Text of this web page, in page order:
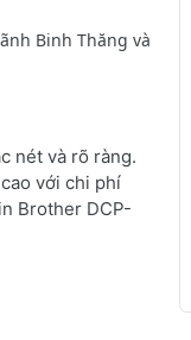
Binh Thăng và
nét và rõ ràng.
với chi phí
Brother DCP-